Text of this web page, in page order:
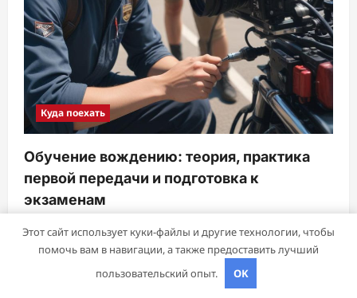
Куда поехать
Обучение вождению: теория, практика
первой передачи и подготовка к
экзаменам
Этот сайт использует куки-файлы и другие технологии, чтобы
помочь вам в навигации, а также предоставить лучший
пользовательский опыт.
OK